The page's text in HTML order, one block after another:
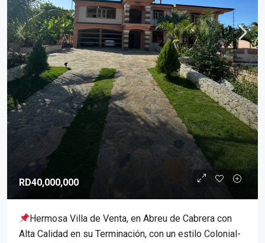
RD40,000,000
Hermosa Villa de Venta, en Abreu de Cabrera con
Alta Calidad en su Terminación, con un estilo Colonial-